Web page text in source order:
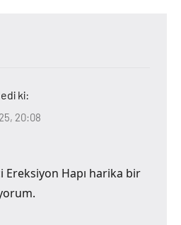
ki:
20:08
Ereksiyon Hapı harika bir